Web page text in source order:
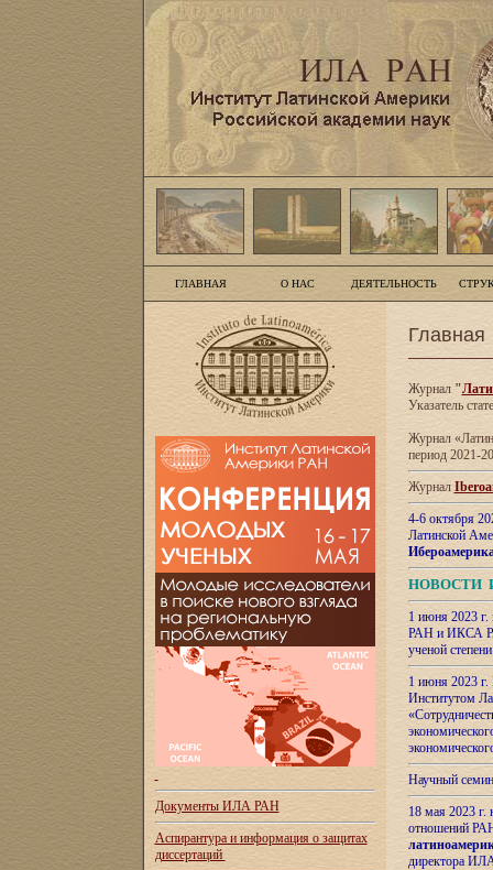
ГЛАВНАЯ О НАС ДЕЯТЕЛЬНОСТЬ
Документы ИЛА РАН
Аспирантура и информация о защитах
диссертаций
Главная
Журнал"
Указатель
Журнал
период 2021-
Журнал
4-6 октября
Латинской
НОВОСТИ
1 июня 2023
РАН и ИКСА
ученой
1 июня 2023
Институтом
Научный
18 мая 2023
отношений
директора